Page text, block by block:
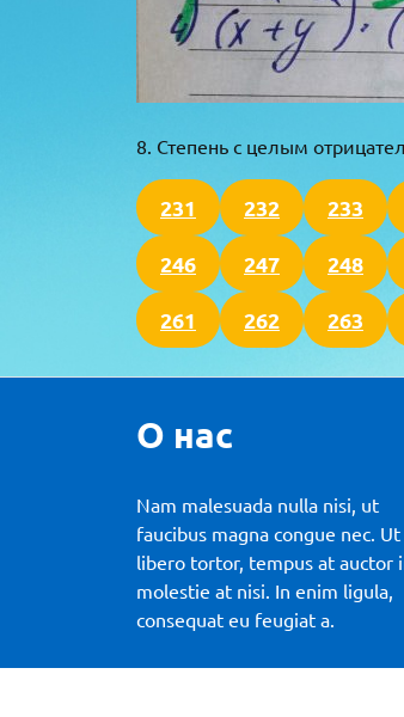
8. Степень с целым
231 232 233
246 247 248
261 262 263
О нас
Nam malesuada nulla nisi, ut
faucibus magna congue nec. Ut
libero tortor, tempus at auctor
molestie at nisi. In enim ligula,
consequat eu feugiat a.